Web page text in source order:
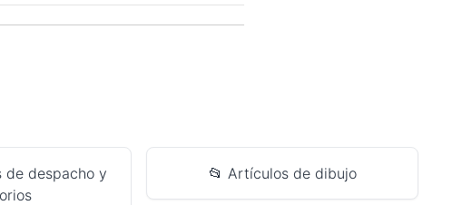
de despacho y
📂 Artículos de dibujo